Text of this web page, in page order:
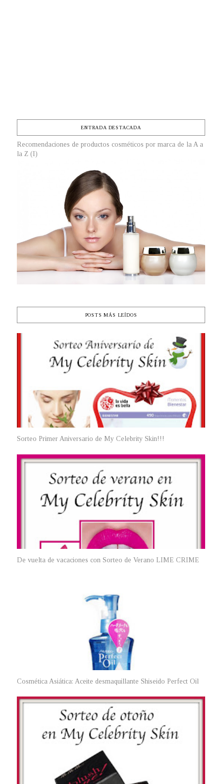
ENTRADA DESTACADA
Recomendaciones de productos cosméticos por marca de la A a
la Z (I)
POSTS MÁS LEÍDOS
Sorteo Primer Aniversario de My Celebrity Skin!!!
De vuelta de vacaciones con Sorteo de Verano LIME CRIME
Cosmética Asiática: Aceite desmaquillante Shiseido Perfect Oil